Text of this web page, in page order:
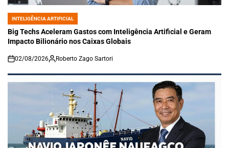
POSTED
IN
INTELIGÊNCIA ARTIFICIAL
Big Techs Aceleram Gastos com Inteligência Artificial e Geram
Impacto Bilionário nos Caixas Globais
on
02/08/2026 Roberto Zago Sartori